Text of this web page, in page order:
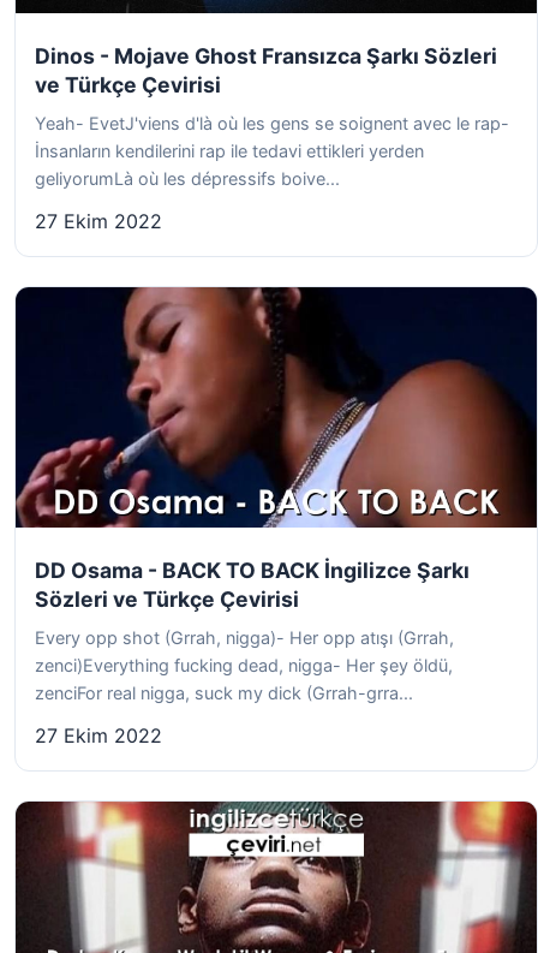
Dinos - Mojave Ghost Fransızca Şarkı Sözleri
ve Türkçe Çevirisi
Yeah- EvetJ'viens d'là où les gens se soignent avec le rap-
İnsanların kendilerini rap ile tedavi ettikleri yerden
geliyorumLà où les dépressifs boive...
27 Ekim 2022
DD Osama - BACK TO BACK İngilizce Şarkı
Sözleri ve Türkçe Çevirisi
Every opp shot (Grrah, nigga)- Her opp atışı (Grrah,
zenci)Everything fucking dead, nigga- Her şey öldü,
zenciFor real nigga, suck my dick (Grrah-grra...
27 Ekim 2022